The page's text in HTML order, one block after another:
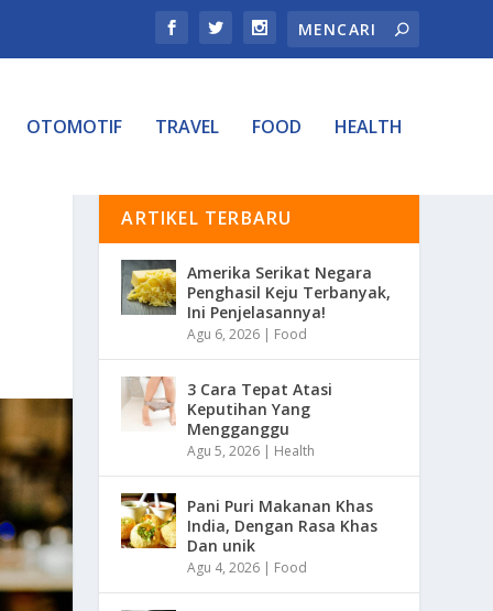
OTOMOTIF TRAVEL FOOD HEALTH
ARTIKEL TERBARU
Amerika Serikat Negara
Penghasil Keju Terbanyak,
Ini Penjelasannya!
Agu 6, 2026 | Food
3 Cara Tepat Atasi
Keputihan Yang
Mengganggu
Agu 5, 2026 | Health
Pani Puri Makanan Khas
India, Dengan Rasa Khas
Dan unik
Agu 4, 2026 | Food